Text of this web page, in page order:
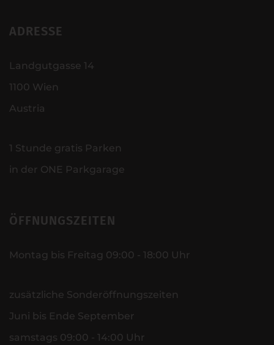
ADRESSE
Landgutgasse 14
1100 Wien
Austria
1 Stunde gratis Parken
in der ONE Parkgarage
ÖFFNUNGSZEITEN
Montag bis Freitag 09:00 - 18:00 Uhr
zusätzliche Sonderöffnungszeiten
Juni bis Ende September
samstags 09:00 - 14:00 Uhr